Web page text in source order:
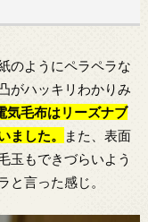
のようにペラペラな
がハッキリわかりみ
気毛布はリーズナブ
ました。
また、表面
玉もできづらいよう
と言った感じ。